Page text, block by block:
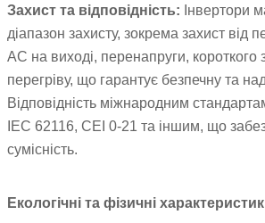
Захист та відповідність: Інвертори
діапазон захисту, зокрема захист від
AC на виході, перенапруги, короткого
перегріву, що гарантує безпечну та
Відповідність міжнародним
IEC 62116, CEI 0-21 та іншим, що
сумісність.
Екологічні та фізичні